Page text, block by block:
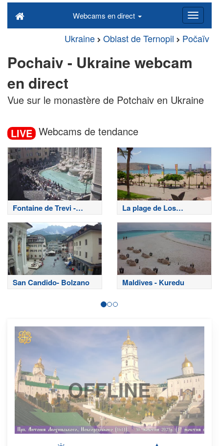
Webcams en direct
Ukraine Oblast de Ternopil Počaïv
Pochaiv - Ukraine webcam
en direct
Vue sur le monastère de Potchaiv en Ukraine
LIVE Webcams de tendance
Fontaine de Trevi -
Rome
La plage de Los
Cristianos - Tenerife
San Candido- Bolzano Maldives - Kuredu
OFFLINE